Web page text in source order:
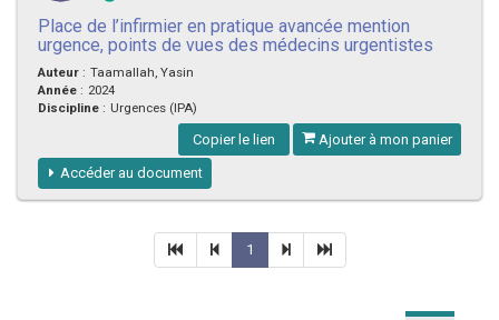
Place de l’infirmier en pratique avancée mention
urgence, points de vues des médecins urgentistes
Auteur : Taamallah, Yasin
Année : 2024
Discipline : Urgences (IPA)
Copier le lien Ajouter à mon panier
Accéder au document
1